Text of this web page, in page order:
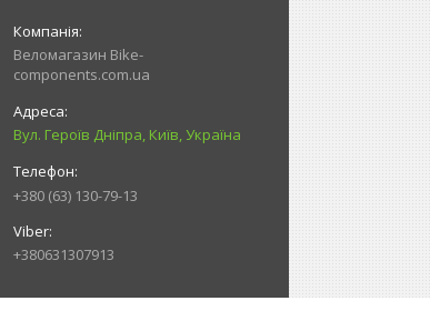
Веломагазин Bike-
components.com.ua
Вул. Героїв Дніпра, Київ, Україна
+380 (63) 130-79-13
+380631307913